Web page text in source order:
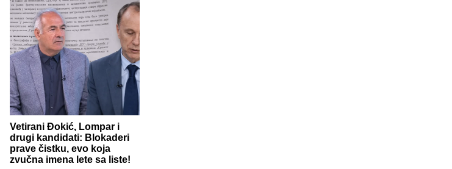
Vetirani Đokić, Lompar i
drugi kandidati: Blokaderi
prave čistku, evo koja
zvučna imena lete sa liste!